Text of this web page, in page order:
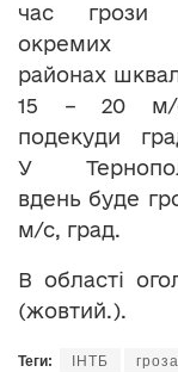
час грози
окремих
районах
15 – 20 м/
подекуди
У
вдень буде
м/с, град.
В області
(жовтий.).
Теги: ІНТБ гроза